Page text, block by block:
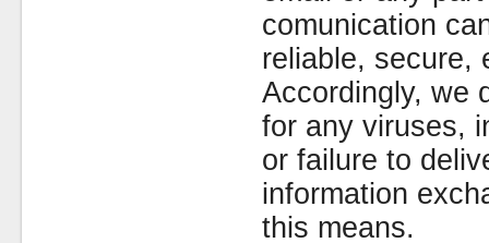
comunication
reliable, secure,
Accordingly, we
for any viruses,
or failure to
information
this means.